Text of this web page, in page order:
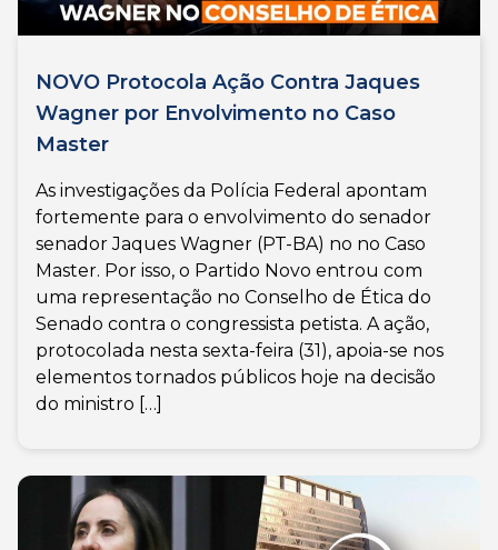
NOVO Protocola Ação Contra Jaques
Wagner por Envolvimento no Caso
Master
As investigações da Polícia Federal apontam
fortemente para o envolvimento do senador
senador Jaques Wagner (PT-BA) no no Caso
Master. Por isso, o Partido Novo entrou com
uma representação no Conselho de Ética do
Senado contra o congressista petista. A ação,
protocolada nesta sexta-feira (31), apoia-se nos
elementos tornados públicos hoje na decisão
do ministro […]